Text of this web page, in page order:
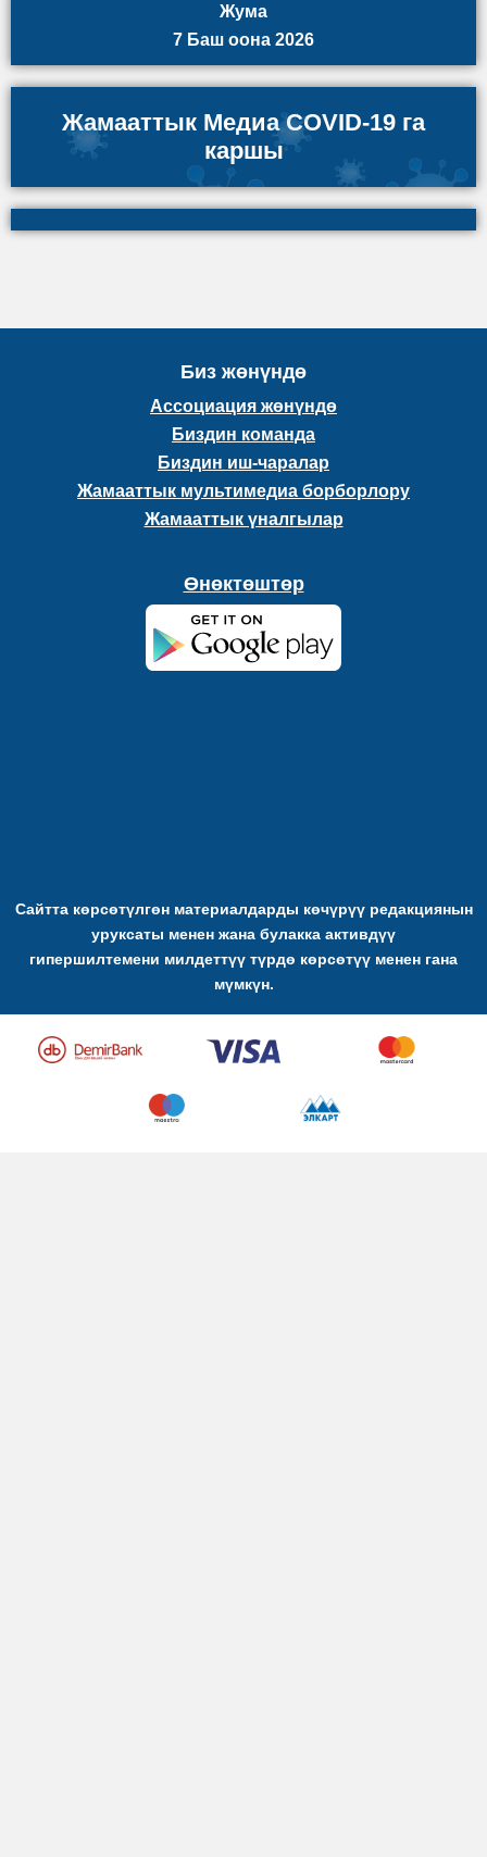
Жума
7 Баш оона 2026
Жамааттык Медиа COVID-19 га
каршы
Биз жөнүндө
Ассоциация жөнүндө
Биздин команда
Биздин иш-чаралар
Жамааттык мультимедиа борборлору
Жамааттык үналгылар
Өнөктөштөр
Сайтта көрсөтүлгөн материалдарды көчүрүү редакциянын
уруксаты менен жана булакка активдүү
гипершилтемени милдеттүү түрдө көрсөтүү менен гана
мүмкүн.